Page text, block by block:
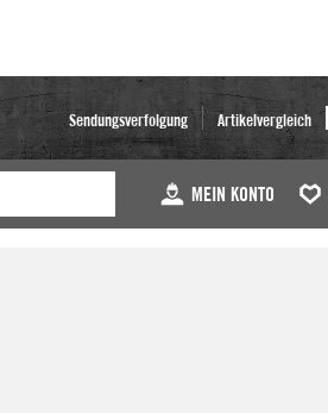
Sendungsverfolgung Artikelvergleich
MEIN KONTO